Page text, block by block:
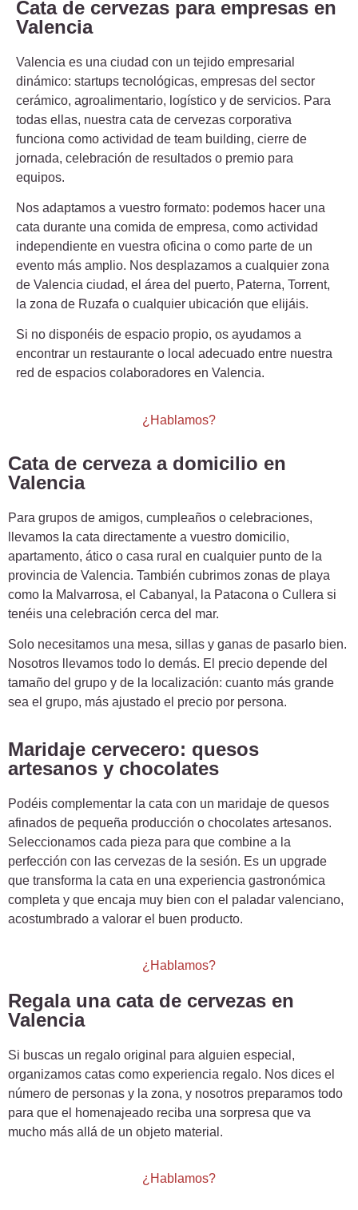
Cata de cervezas para empresas en
Valencia
Valencia es una ciudad con un tejido empresarial
dinámico: startups tecnológicas, empresas del sector
cerámico, agroalimentario, logístico y de servicios. Para
todas ellas, nuestra cata de cervezas corporativa
funciona como actividad de team building, cierre de
jornada, celebración de resultados o premio para
equipos.
Nos adaptamos a vuestro formato: podemos hacer una
cata durante una comida de empresa, como actividad
independiente en vuestra oficina o como parte de un
evento más amplio. Nos desplazamos a cualquier zona
de Valencia ciudad, el área del puerto, Paterna, Torrent,
la zona de Ruzafa o cualquier ubicación que elijáis.
Si no disponéis de espacio propio, os ayudamos a
encontrar un restaurante o local adecuado entre nuestra
red de espacios colaboradores en Valencia.
¿Hablamos?
Cata de cerveza a domicilio en
Valencia
Para grupos de amigos, cumpleaños o celebraciones,
llevamos la cata directamente a vuestro domicilio,
apartamento, ático o casa rural en cualquier punto de la
provincia de Valencia. También cubrimos zonas de playa
como la Malvarrosa, el Cabanyal, la Patacona o Cullera si
tenéis una celebración cerca del mar.
Solo necesitamos una mesa, sillas y ganas de pasarlo bien.
Nosotros llevamos todo lo demás. El precio depende del
tamaño del grupo y de la localización: cuanto más grande
sea el grupo, más ajustado el precio por persona.
Maridaje cervecero: quesos
artesanos y chocolates
Podéis complementar la cata con un maridaje de quesos
afinados de pequeña producción o chocolates artesanos.
Seleccionamos cada pieza para que combine a la
perfección con las cervezas de la sesión. Es un upgrade
que transforma la cata en una experiencia gastronómica
completa y que encaja muy bien con el paladar valenciano,
acostumbrado a valorar el buen producto.
¿Hablamos?
Regala una cata de cervezas en
Valencia
Si buscas un regalo original para alguien especial,
organizamos catas como experiencia regalo. Nos dices el
número de personas y la zona, y nosotros preparamos todo
para que el homenajeado reciba una sorpresa que va
mucho más allá de un objeto material.
¿Hablamos?